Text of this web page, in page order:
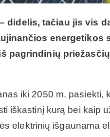
didelis, tačiau jis vis
energetikos
pagrindinių
iki 2050 m. pasiekti,
iškastinį kurą bei kaip
elektrinių išgaunama